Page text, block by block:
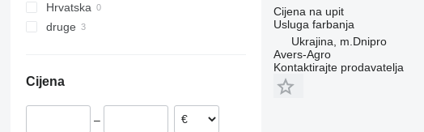
Hrvatska
druge
Cijena
–
Cijena na upit
Usluga farbanja
Ukrajina, m.Dnipro
Avers-Agro
Kontaktirajte prodavatelja